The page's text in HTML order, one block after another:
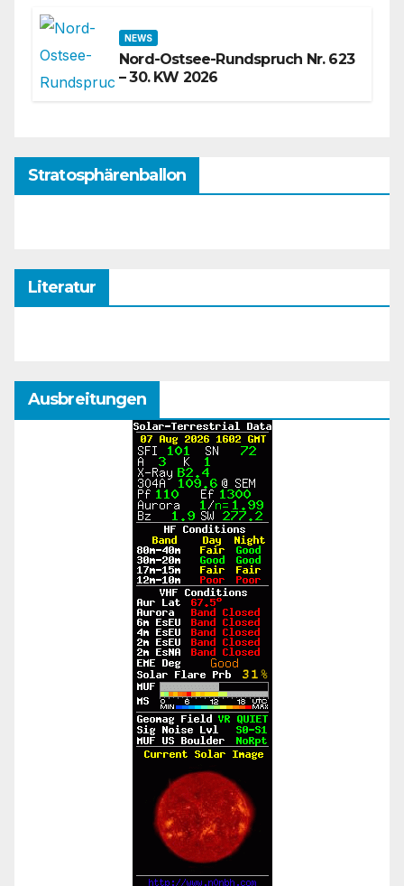
NEWS
Nord-Ostsee-Rundspruch Nr. 623
– 30. KW 2026
Stratosphärenballon
Literatur
Ausbreitungen